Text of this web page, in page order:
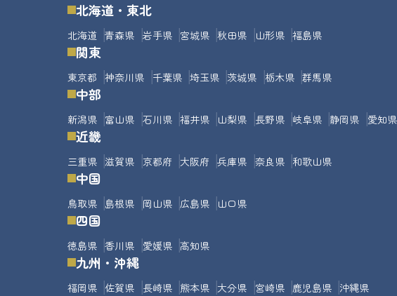
北海道・東北
北海道 青森県 岩手県 宮城県 秋田県 山形県 福島県
関東
東京都 神奈川県 千葉県 埼玉県 茨城県 栃木県 群馬県
中部
新潟県 富山県 石川県 福井県 山梨県 長野県 岐阜県 静岡県 愛知県
近畿
三重県 滋賀県 京都府 大阪府 兵庫県 奈良県 和歌山県
中国
鳥取県 島根県 岡山県 広島県 山口県
四国
徳島県 香川県 愛媛県 高知県
九州・沖縄
福岡県 佐賀県 長崎県 熊本県 大分県 宮崎県 鹿児島県 沖縄県